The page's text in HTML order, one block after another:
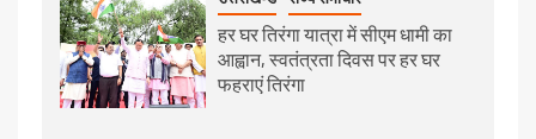
हर घर तिरंगा यात्रा में सीएम धामी का
आह्वान, स्वतंत्रता दिवस पर हर घर
फहराएं तिरंगा